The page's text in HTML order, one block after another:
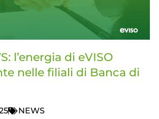
l’energia di eVISO
nelle filiali di Banca di
NEWS